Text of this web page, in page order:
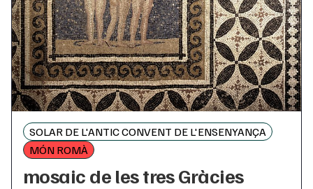
SOLAR DE L'ANTIC CONVENT DE L'ENSENYANÇA
MÓN ROMÀ
mosaic de les tres Gràcies